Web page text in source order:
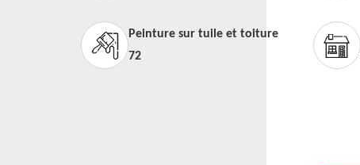
Peinture sur tuile et toiture
72